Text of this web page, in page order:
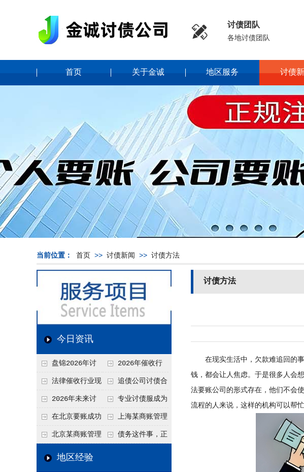
 讨债团队
各地讨债团队
首页 关于金诚 地区服务 讨债
当前位置： 首页 >> 讨债新闻 >> 讨债方法
今日资讯
盘锦2026年讨
债新趋势
2026年催收行
业发展现状、竞争格
局及未来趋势分析
法律催收行业现
状、合规痛点与未来
发展趋势深度解析
追债公司讨债合
法方法总结
2026年未来讨
债要账公司发展趋势
专业讨债服成为
2026年的发展趋势
在北京要账成功
率高吗？未来追账公
司发展趋势引发行业
上海某商账管理
机构聚焦合规服务
北京某商账管理
服务机构持续提升合
债务这件事，正
地区经验
讨债方法
在现实生活中，欠款难追回的事
钱，都会让人焦虑。于是很多人会
法要账公司的形式存在，他们不会
流程的人来说，这样的机构可以帮